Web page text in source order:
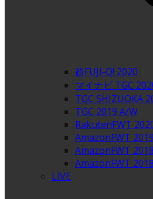
超FUJI-Q! 2020
マイナビ TGC
TGC SHIZUOKA
TGC 2019 A/W
RakutenFWT
AmazonFWT
AmazonFWT
AmazonFWT
LIVE